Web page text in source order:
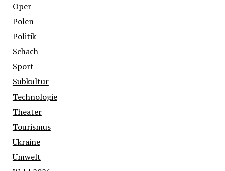
Oper
Polen
Politik
Schach
Sport
Subkultur
Technologie
Theater
Tourismus
Ukraine
Umwelt